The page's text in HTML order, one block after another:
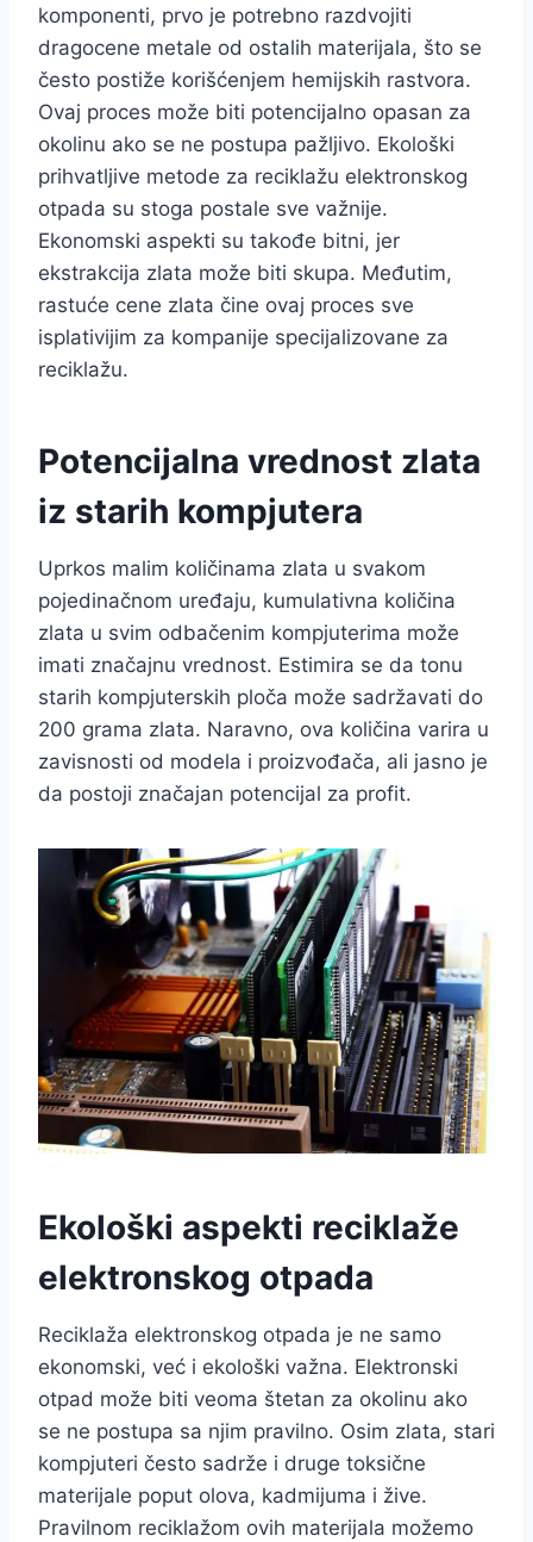
komponenti, prvo je potrebno razdvojiti
dragocene metale od ostalih materijala, što se
često postiže korišćenjem hemijskih rastvora.
Ovaj proces može biti potencijalno opasan za
okolinu ako se ne postupa pažljivo. Ekološki
prihvatljive metode za reciklažu elektronskog
otpada su stoga postale sve važnije.
Ekonomski aspekti su takođe bitni, jer
ekstrakcija zlata može biti skupa. Međutim,
rastuće cene zlata čine ovaj proces sve
isplativijim za kompanije specijalizovane za
reciklažu.
Potencijalna vrednost zlata
iz starih kompjutera
Uprkos malim količinama zlata u svakom
pojedinačnom uređaju, kumulativna količina
zlata u svim odbačenim kompjuterima može
imati značajnu vrednost. Estimira se da tonu
starih kompjuterskih ploča može sadržavati do
200 grama zlata. Naravno, ova količina varira u
zavisnosti od modela i proizvođača, ali jasno je
da postoji značajan potencijal za profit.
Ekološki aspekti reciklaže
elektronskog otpada
Reciklaža elektronskog otpada je ne samo
ekonomski, već i ekološki važna. Elektronski
otpad može biti veoma štetan za okolinu ako
se ne postupa sa njim pravilno. Osim zlata, stari
kompjuteri često sadrže i druge toksične
materijale poput olova, kadmijuma i žive.
Pravilnom reciklažom ovih materijala možemo